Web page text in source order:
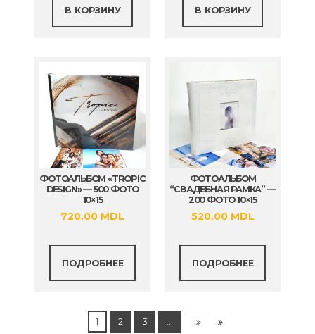
В КОРЗИНУ В КОРЗИНУ
ФОТОАЛЬБОМ «TROPIC
DESIGN» — 500 ФОТО
10×15
720.00 MDL
ПОДРОБНЕЕ
ФОТОАЛЬБОМ
“СВАДЕБНАЯ РАМКА” —
200 ФОТО 10×15
520.00 MDL
ПОДРОБНЕЕ
1 2 3